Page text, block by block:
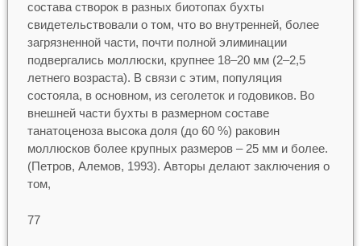
состава створок в разных биотопах бухты
свидетельствовали о том, что во внутренней, более
загрязненной части, почти полной элиминации
подвергались моллюски, крупнее 18–20 мм (2–2,5
летнего возраста). В связи с этим, популяция
состояла, в основном, из сеголеток и годовиков. Во
внешней части бухты в размерном составе
танатоценоза высока доля (до 60 %) раковин
моллюсков более крупных размеров – 25 мм и более.
(Петров, Алемов, 1993). Авторы делают заключения о
том,
77